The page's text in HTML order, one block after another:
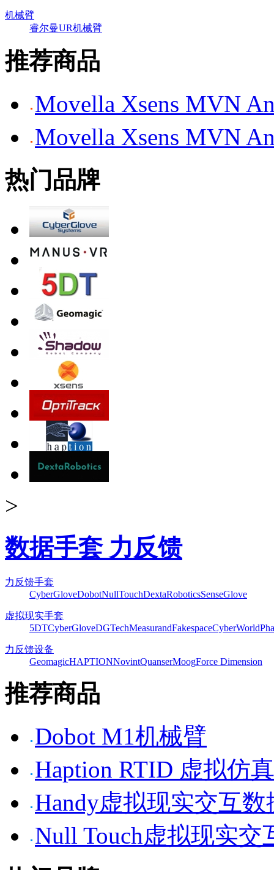
机械臂
睿尔曼UR机械臂
推荐商品
Movella Xsens MVN
Movella Xsens MVN
热门品牌
>
数据手套 力反馈
力反馈手套
CyberGloveDobotNullTouchDextaRoboticsSenseGlove
虚拟现实手套
5DTCyberGloveDGTechMeasurandFakespaceCyberWorld
力反馈设备
GeomagicHAPTIONNovintQuanserMoogForce Dimension
推荐商品
Dobot M1机械臂
Haption RTID 虚拟仿
Handy虚拟现实交互数
Null Touch虚拟现实交